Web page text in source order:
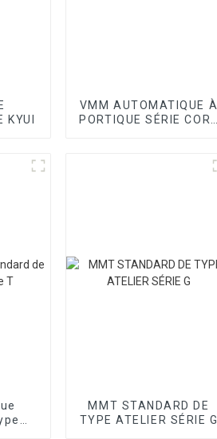
KYUI
VMM AUTOMATIQUE À
PORTIQUE SÉRIE CORE
MMT STANDARD DE
TYPE ATELIER SÉRIE G